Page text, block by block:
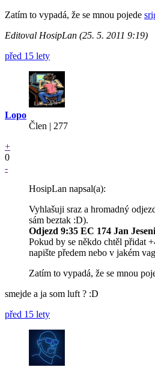
Zatím to vypadá, že se mnou pojede
Editoval HosipLan (25. 5. 2011 9:19)
před 15 lety
Lopo
Člen | 277
+
0
-
HosipLan napsal(a):
Vyhlašuji sraz a hromadný
sám beztak :D).
Odjezd 9:35 EC 174 Jan
Pokud by se někdo chtěl přidat
napište předem nebo v jakém
Zatím to vypadá, že se mnou
smejde a ja som luft ? :D
před 15 lety